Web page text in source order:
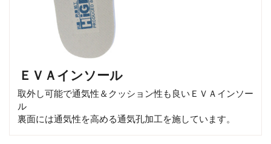
ＥＶＡインソール
取外し可能で通気性＆クッション性も良いＥＶＡインソー
ル
裏面には通気性を高める通気孔加工を施しています。